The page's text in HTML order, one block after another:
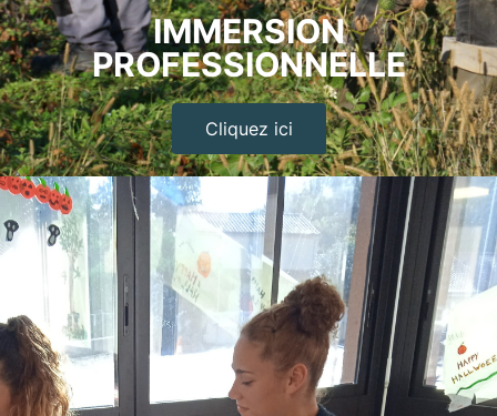
IMMERSION
PROFESSIONNELLE
Cliquez ici